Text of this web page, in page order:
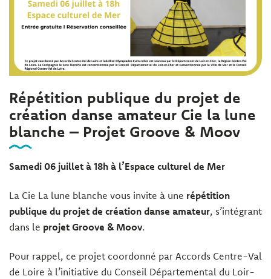
Répétition publique du projet de
création danse amateur Cie la lune
blanche – Projet Groove & Moov
Samedi 06 juillet à 18h à l’Espace culturel de Mer
La Cie La lune blanche vous invite à une répétition
publique du projet de création danse amateur, s’intégrant
dans le projet Groove & Moov.
Pour rappel, ce projet coordonné par Accords Centre-Val
de Loire à l’initiative du Conseil Départemental du Loir-